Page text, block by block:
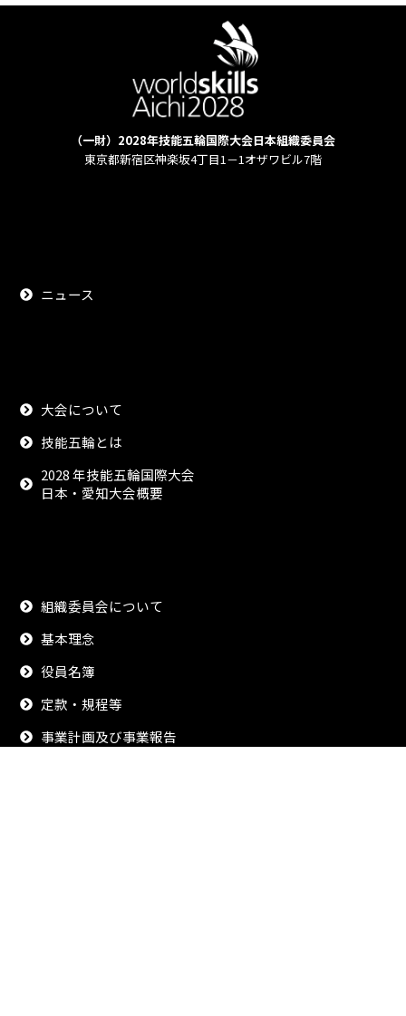
（一財）2028年技能五輪国際大会日本組織委員会
東京都新宿区神楽坂4丁目1－1オザワビル7階
ニュース
大会について
技能五輪とは
2028 年技能五輪国際大会
日本・愛知大会概要
組織委員会について
基本理念
役員名簿
定款・規程等
事業計画及び事業報告